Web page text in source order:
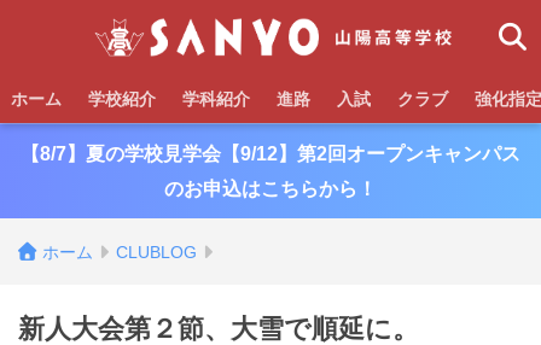
ホーム 学校紹介 学科紹介 進路 入試 クラブ 強化指
【8/7】夏の学校見学会【9/12】第2回オープンキャンパス
のお申込はこちらから！
ホーム CLUBLOG
新人大会第２節、大雪で順延に。